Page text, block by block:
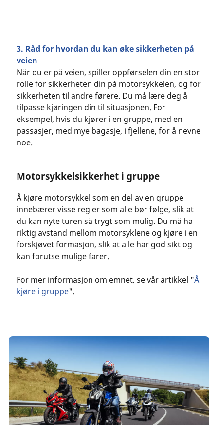
3. Råd for hvordan du kan øke sikkerheten på
veien
Når du er på veien, spiller oppførselen din en stor
rolle for sikkerheten din på motorsykkelen, og for
sikkerheten til andre førere. Du må lære deg å
tilpasse kjøringen din til situasjonen. For
eksempel, hvis du kjører i en gruppe, med en
passasjer, med mye bagasje, i fjellene, for å nevne
noe.
Motorsykkelsikkerhet i gruppe
Å kjøre motorsykkel som en del av en gruppe
innebærer visse regler som alle bør følge, slik at
du kan nyte turen så trygt som mulig. Du må ha
riktig avstand mellom motorsyklene og kjøre i en
forskjøvet formasjon, slik at alle har god sikt og
kan forutse mulige farer.
For mer informasjon om emnet, se vår artikkel "Å
kjøre i gruppe".